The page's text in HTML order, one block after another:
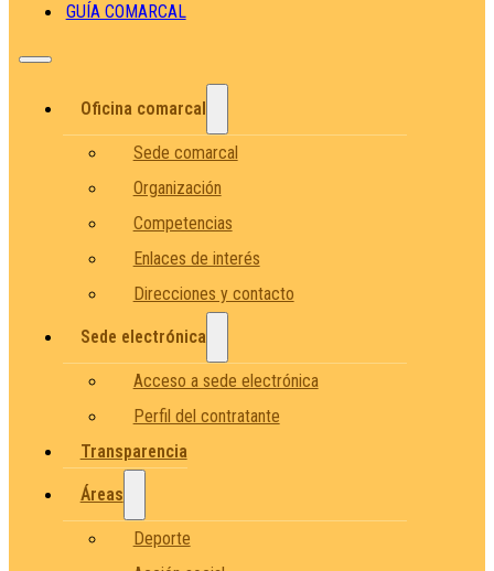
GUÍA COMARCAL
Oficina comarcal
Sede comarcal
Organización
Competencias
Enlaces de interés
Direcciones y contacto
Sede electrónica
Acceso a sede electrónica
Perfil del contratante
Transparencia
Áreas
Deporte